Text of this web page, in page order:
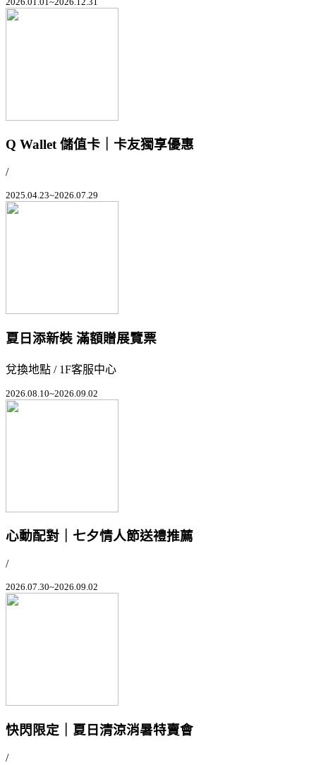
Q Wallet 儲值卡｜卡友獨享優惠
/
2025.04.23~2026.07.29
夏日添新裝 滿額贈展覽票
兌換地點 / 1F客服中心
2026.08.10~2026.09.02
心動配對｜七夕情人節送禮推薦
/
2026.07.30~2026.09.02
快閃限定｜夏日清涼消暑特賣會
/